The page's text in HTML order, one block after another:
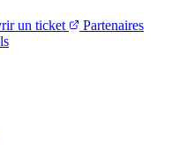
un ticket
Partenaires